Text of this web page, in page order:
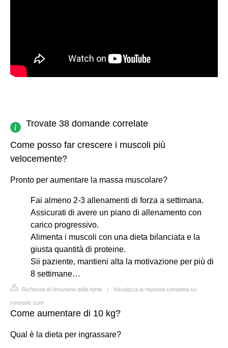
Trovate 38 domande correlate
Come posso far crescere i muscoli più
velocemente?
Pronto per aumentare la massa muscolare?
Fai almeno 2-3 allenamenti di forza a settimana.
Assicurati di avere un piano di allenamento con
carico progressivo.
Alimenta i muscoli con una dieta bilanciata e la
giusta quantità di proteine.
Sii paziente, mantieni alta la motivazione per più di
8 settimane…
Richiesta di rimozione della fonte | Visualizza la risposta completa su
runtastic.com
Come aumentare di 10 kg?
Qual è la dieta per ingrassare?